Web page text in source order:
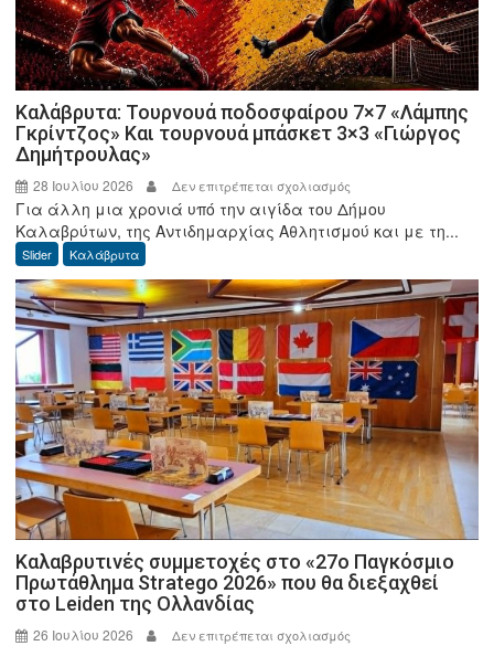
Καλάβρυτα: Τουρνουά ποδοσφαίρου 7×7 «Λάμπης
Γκρίντζος» Και τουρνουά μπάσκετ 3×3 «Γιώργος
Δημήτρουλας»
28 Ιουλίου 2026 Δεν επιτρέπεται σχολιασμός
Καλάβρυτα:
Τουρνουά
7×7
«Λάμπης
Γκρίντζος»
Και
τουρνουά
μπάσκετ
3×3
«Γιώργος
Δημήτρουλας»
Για άλλη μια χρονιά υπό την αιγίδα του Δήμου
Καλαβρύτων, της Αντιδημαρχίας Αθλητισμού και με τη...
Slider Καλάβρυτα
Καλαβρυτινές συμμετοχές στο «27ο Παγκόσμιο
Πρωτάθλημα Stratego 2026» που θα διεξαχθεί
στο Leiden της Ολλανδίας
26 Ιουλίου 2026 Δεν επιτρέπεται σχολιασμός